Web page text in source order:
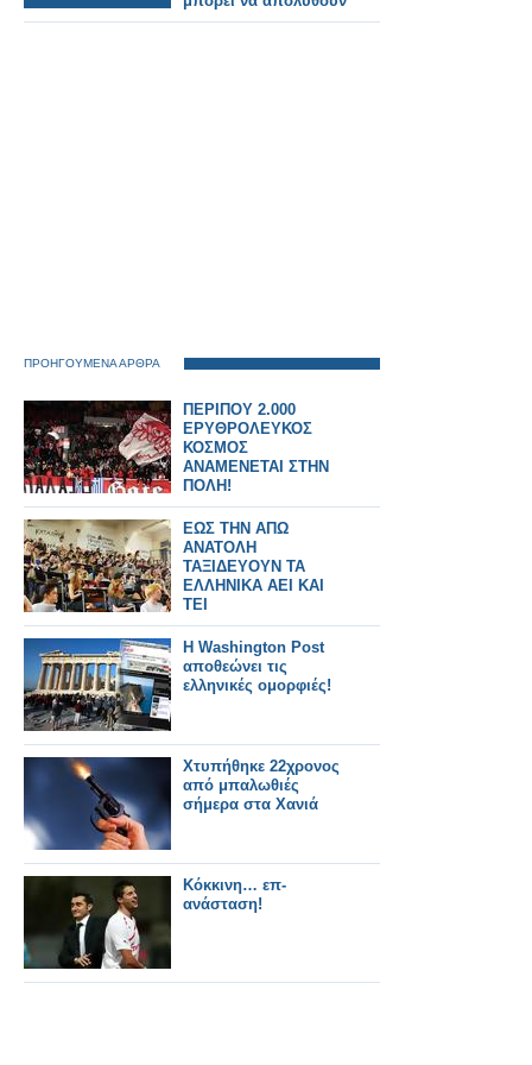
και να
ΠΡΟΗΓΟΥΜΕΝΑ ΑΡΘΡΑ
ΠΕΡΙΠΟΥ 2.000
ΕΡΥΘΡΟΛΕΥΚΟΣ
ΚΟΣΜΟΣ
ΑΝΑΜΕΝΕΤΑΙ ΣΤΗΝ
ΠΟΛΗ!
ΕΩΣ ΤΗΝ ΑΠΩ
ΑΝΑΤΟΛΗ
ΤΑΞΙΔΕΥΟΥΝ ΤΑ
ΕΛΛΗΝΙΚΑ ΑΕΙ ΚΑΙ
ΤΕΙ
Η Washington Post
αποθεώνει τις
ελληνικές ομορφιές!
Χτυπήθηκε 22χρονος
από μπαλωθιές
σήμερα στα Χανιά
Κόκκινη… επ-
ανάσταση!